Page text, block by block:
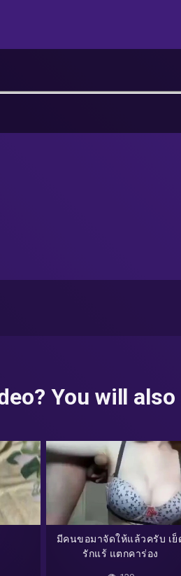
You will
มีคนขอมาจัดให้แล้วครับ เย็
รักแร้ แตกคาร่อง